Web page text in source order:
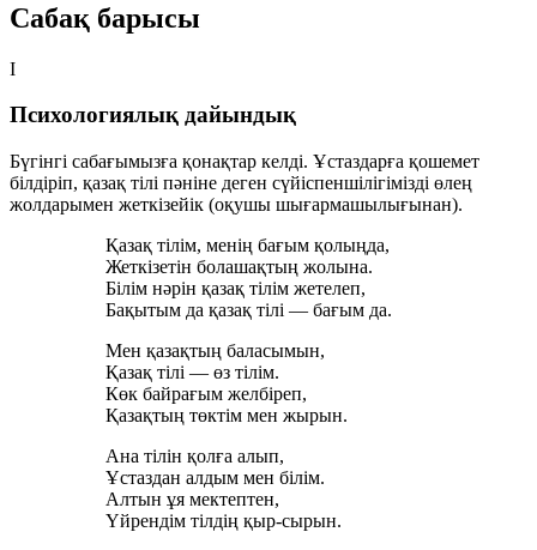
Сабақ барысы
I
Психологиялық дайындық
Бүгінгі сабағымызға қонақтар келді. Ұстаздарға қошемет
білдіріп, қазақ тілі пәніне деген сүйіспеншілігімізді өлең
жолдарымен жеткізейік (оқушы шығармашылығынан).
Қазақ тілім, менің бағым қолыңда,
Жеткізетін болашақтың жолына.
Білім нәрін қазақ тілім жетелеп,
Бақытым да қазақ тілі — бағым да.
Мен қазақтың баласымын,
Қазақ тілі — өз тілім.
Көк байрағым желбіреп,
Қазақтың төктім мен жырын.
Ана тілін қолға алып,
Ұстаздан алдым мен білім.
Алтын ұя мектептен,
Үйрендім тілдің қыр-сырын.